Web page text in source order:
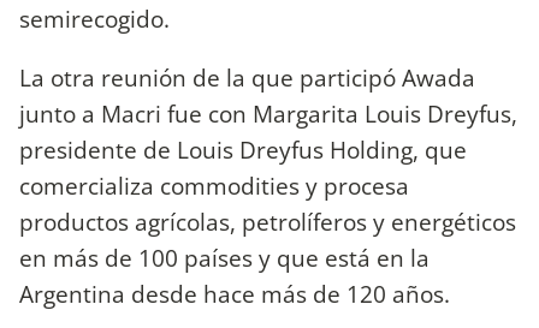
semirecogido.
La otra reunión de la que participó Awada
junto a Macri fue con Margarita Louis Dreyfus,
presidente de Louis Dreyfus Holding, que
comercializa commodities y procesa
productos agrícolas, petrolíferos y energéticos
en más de 100 países y que está en la
Argentina desde hace más de 120 años.